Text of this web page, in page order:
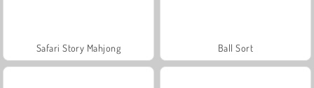
Safari Story Mahjong Ball Sort